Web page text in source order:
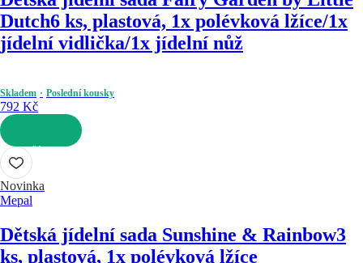
Dutch6 ks, plastová, 1x polévková lžíce/1x
jídelní vidlička/1x jídelní nůž
Skladem Poslední kousky
792 Kč
DO KOŠÍKU
Novinka
Mepal
Dětská jídelní sada Sunshine & Rainbow3
ks, plastová, 1x polévková lžíce